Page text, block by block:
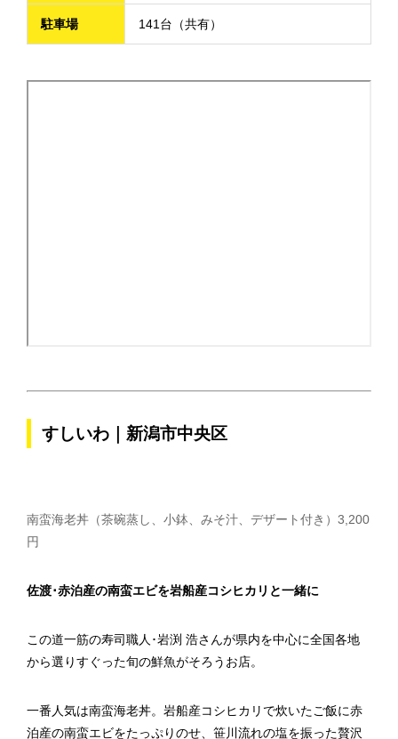
駐車場 141台（共有）
すしいわ｜新潟市中央区
南蛮海老丼（茶碗蒸し、小鉢、みそ汁、デザート付き）3,200
円
佐渡･赤泊産の南蛮エビを岩船産コシヒカリと一緒に
この道一筋の寿司職人･岩渕 浩さんが県内を中心に全国各地
から選りすぐった旬の鮮魚がそろうお店。
一番人気は南蛮海老丼。岩船産コシヒカリで炊いたご飯に赤
泊産の南蛮エビをたっぷりのせ、笹川流れの塩を振った贅沢